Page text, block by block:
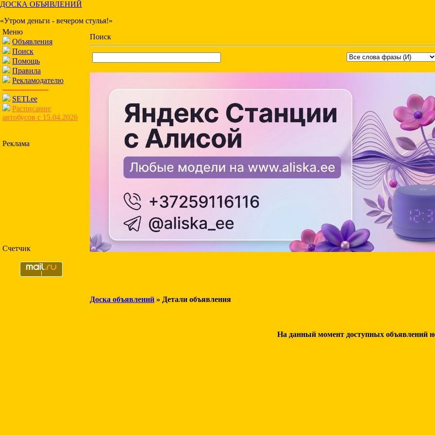
ДОСКА ОБЪЯВЛЕНИЙ
«Утром деньги - вечером стулья!»
Меню
Объявления
Поиск
Помощь
Правила
Рекламодателю
-------------------
SETI.ee
Расписание
автобусов с 15.04.2026
Реклама
Счетчик
Поиск
Доска объявлений » Детали объявления
На данный момент доступных объявлений